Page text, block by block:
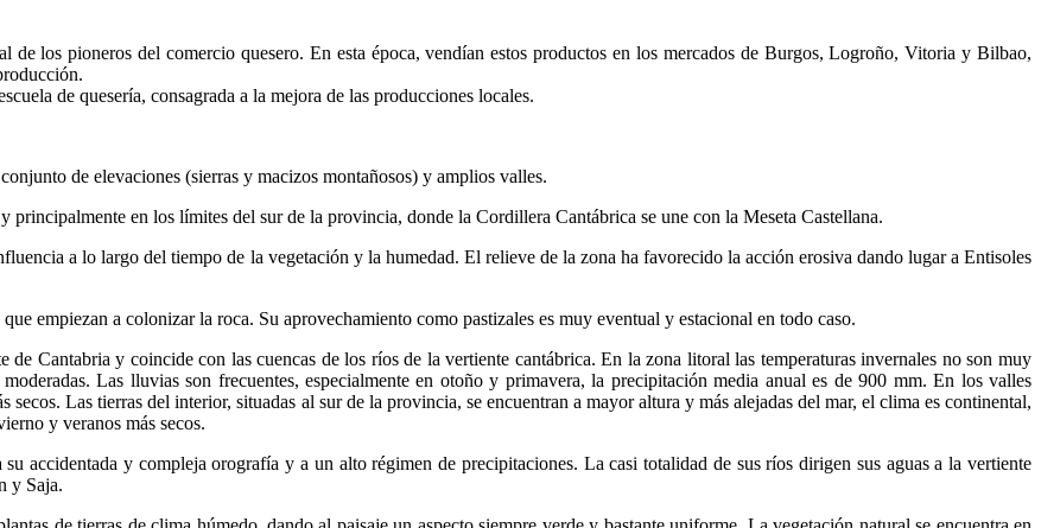
de los pioneros del comercio quesero. En esta época, vendían estos productos en los mercados de Burgos, Logroño, Vitoria y Bilbao,
de quesería, consagrada a la mejora de las producciones locales.
de elevaciones (sierras y macizos montañosos) y amplios valles.
principalmente en los límites del sur de la provincia, donde la Cordillera Cantábrica se une con la Meseta Castellana.
a lo largo del tiempo de la vegetación y la humedad. El relieve de la zona ha favorecido la acción erosiva dando lugar a Entisoles
empiezan a colonizar la roca. Su aprovechamiento como pastizales es muy eventual y estacional en todo caso.
Cantabria y coincide con las cuencas de los ríos de la vertiente cantábrica. En la zona litoral las temperaturas invernales no son muy
Las lluvias son frecuentes, especialmente en otoño y primavera, la precipitación media anual es de 900 mm. En los valles
Las tierras del interior, situadas al sur de la provincia, se encuentran a mayor altura y más alejadas del mar, el clima es continental,
y veranos más secos.
accidentada y compleja orografía y a un alto régimen de precipitaciones. La casi totalidad de sus ríos dirigen sus aguas a la vertiente
y Saja.